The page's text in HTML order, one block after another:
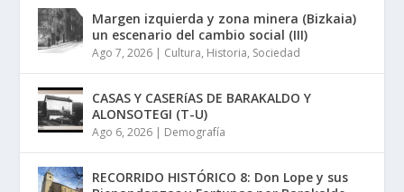
Margen izquierda y zona minera (Bizkaia)
un escenario del cambio social (III)
Ago 7, 2026 | Cultura, Historia, Sociedad
CASAS Y CASERíAS DE BARAKALDO Y
ALONSOTEGI (T-U)
Ago 6, 2026 | Demografía
RECORRIDO HISTÓRICO 8: Don Lope y sus